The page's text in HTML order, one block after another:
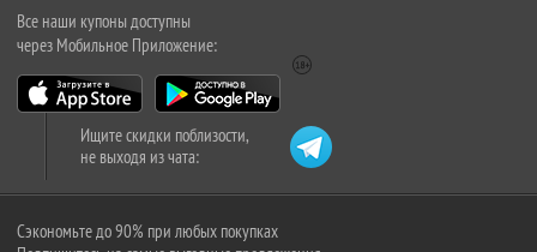
Все наши купоны доступны
через Мобильное Приложение:
Ищите скидки поблизости,
не выходя из чата:
Сэкономьте до 90% при любых покупках